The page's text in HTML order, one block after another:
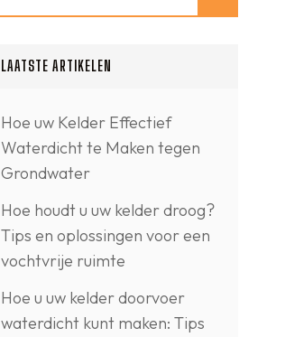
LAATSTE ARTIKELEN
Hoe uw Kelder Effectief
Waterdicht te Maken tegen
Grondwater
Hoe houdt u uw kelder droog?
Tips en oplossingen voor een
vochtvrije ruimte
Hoe u uw kelder doorvoer
waterdicht kunt maken: Tips